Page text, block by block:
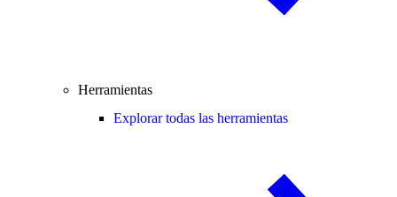
Herramientas
Explorar todas las herramientas